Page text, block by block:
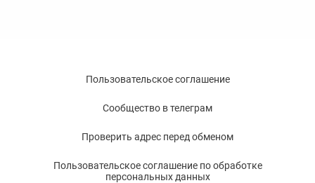
Пользовательское соглашение
Сообщество в телеграм
Проверить адрес перед обменом
Пользовательское соглашение по обработке
персональных данных